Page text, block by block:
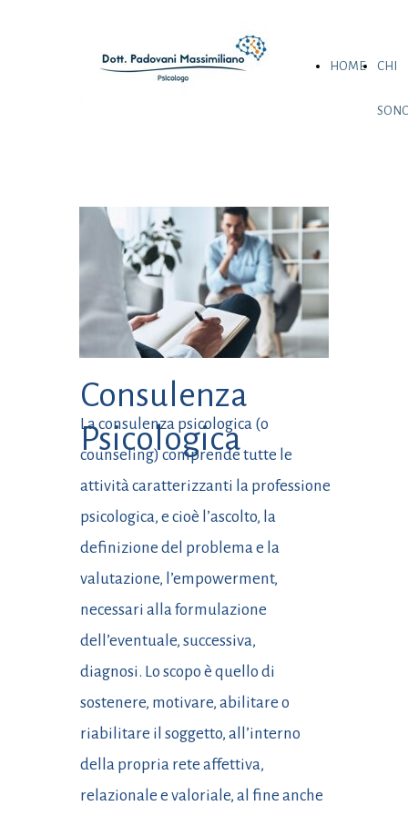
HOME CHI
Consulenza
Psicologica
La consulenza psicologica (o
counseling) comprende tutte le
attività caratterizzanti la professione
psicologica, e cioè l’ascolto, la
definizione del problema e la
valutazione, l’empowerment,
necessari alla formulazione
dell’eventuale, successiva,
diagnosi. Lo scopo è quello di
sostenere, motivare, abilitare o
riabilitare il soggetto, all’interno
della propria rete affettiva,
relazionale e valoriale, al fine anche